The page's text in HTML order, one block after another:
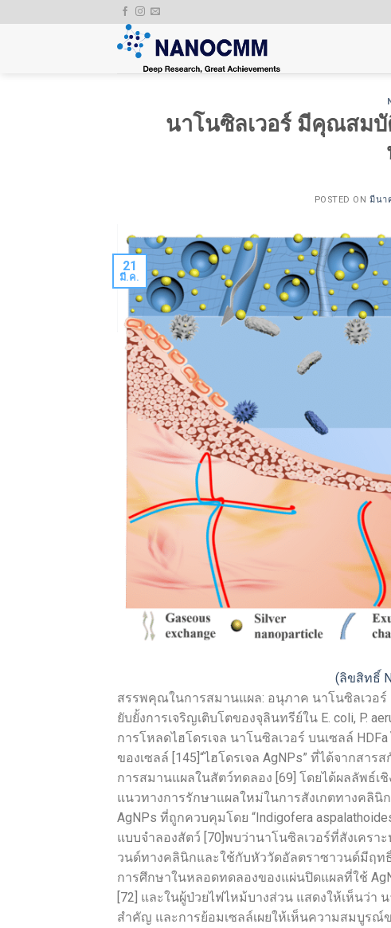
to
นาโนซิลเวอร์ มีคุณสม
POSTED ONมีนา
21
มี.ค.
(ลิขสิทธิ์
สรรพคุณในการสมานแผล: อนุภาค นาโนซิลเวอร์
ยับยั้งการเจริญเติบโตของจุลินทรีย์ใน E. coli, P.
การโหลดไฮโดรเจล นาโนซิลเวอร์ บนเซลล์
ของเซลล์ [145]“ไฮโดรเจล AgNPs” ที่ได้จากสา
การสมานแผลในสัตว์ทดลอง [69] โดยได้ผลลัพธ์เ
แนวทางการรักษาแผลใหม่ในการสังเกตทางคลินิก
AgNPs ที่ถูกควบคุมโดย “Indigofera
แบบจำลองสัตว์ [70]พบว่านาโนซิลเวอร์ที่สังเครา
วนด์ทางคลินิกและใช้กับหัววัดอัลตราซาวนด์มีฤทธิ์
การศึกษาในหลอดทดลองของแผ่นปิดแผลที่ใช้
[72] และในผู้ป่วยไฟไหม้บางส่วน แสดงให้เห็นว่า
สำคัญ และการย้อมเซลล์เผยให้เห็นความสมบูร